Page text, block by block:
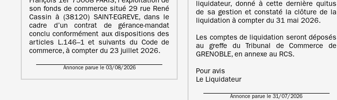
son fonds de commerce situé 29 rue René
Cassin à (38120) SAINT-EGREVE, dans le
cadre d’un contrat de gérance-mandat
conclu conformément aux dispositions des
articles L.146–1 et suivants du Code de
commerce, à compter du 23 juillet 2026.
Annonce parue le 03/08/2026
liquidateur, donné à cette dernière quitus
de sa gestion et constaté la clôture de la
liquidation à compter du 31 mai 2026.
Les comptes de liquidation seront déposés
au greffe du Tribunal de Commerce de
GRENOBLE, en annexe au RCS.
Pour avis
Le Liquidateur
Annonce parue le 31/07/2026